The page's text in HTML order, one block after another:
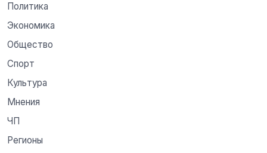
Политика
Экономика
Общество
Спорт
Культура
Мнения
ЧП
Регионы